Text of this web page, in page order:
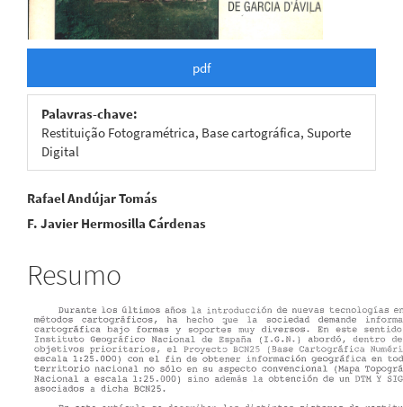
pdf
Palavras-chave:
Restituição Fotogramétrica, Base cartográfica, Suporte
Digital
Conteúdo
do
artigo
principal
Rafael Andújar Tomás
F. Javier Hermosilla Cárdenas
Resumo